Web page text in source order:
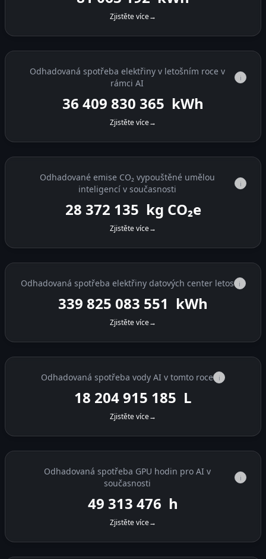
Zjistěte více→
Odhadovaná spotřeba elektřiny v letošním roce v
rámci AI
i
36 409 831 611 kWh
Zjistěte více→
Odhadované emise CO₂ vypouštěné umělou
inteligencí v současnosti
i
28 372 571 kg CO₂e
Zjistěte více→
Odhadovaná spotřeba elektřiny datových center letos i
339 825 095 165 kWh
Zjistěte více→
Odhadovaná spotřeba vody AI v tomto roce i
18 204 915 807 L
Zjistěte více→
Odhadovaná spotřeba GPU hodin pro AI v
současnosti
i
49 314 233 h
Zjistěte více→